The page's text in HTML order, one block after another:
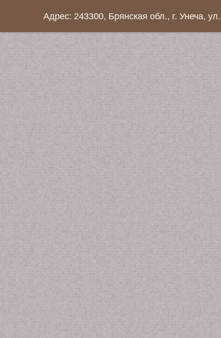
Адрес: 243300, Брянская обл., г. Унеча,